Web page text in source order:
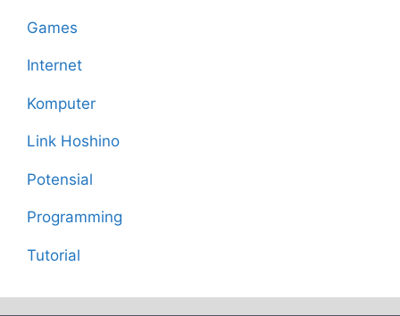
Games
Internet
Komputer
Link Hoshino
Potensial
Programming
Tutorial